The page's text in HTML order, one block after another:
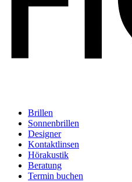
Brillen
Sonnenbrillen
Designer
Kontaktlinsen
Hörakustik
Beratung
Termin buchen